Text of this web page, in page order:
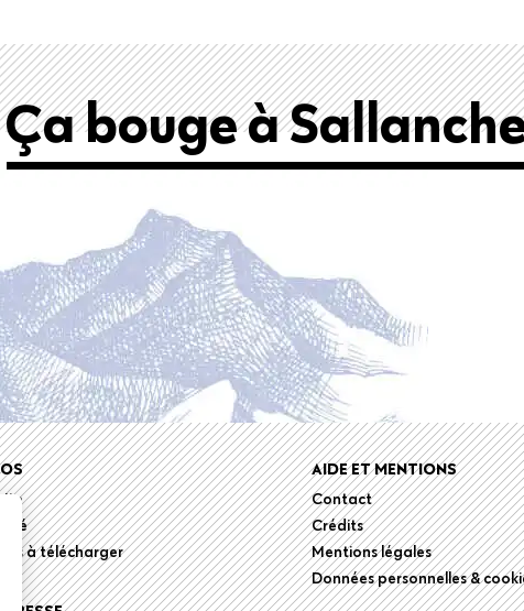
Ça bouge à
à télécharger
AIDE ET MENTIONS
Contact
Crédits
Mentions légales
Données personnelles &